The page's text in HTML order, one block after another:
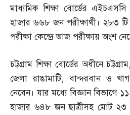
মাধ্যমিক শিক্ষা বোর্ডের
হাজার ৬৬৮ জন পরীক্ষার্থী। ২৮৩ টি
পরীক্ষা কেন্দ্রে আজ পরীক্ষায় অংশ
চট্টগ্রাম শিক্ষা বোর্ডের অধীনে চট্টগ্রাম
জেলা রাঙামাটি,বান্দরবান ও
নেবেন। যার মধ্যে বিজ্ঞান বিভাগে
হাজার ৬৪৮ জন ছাত্রীসহ মোট